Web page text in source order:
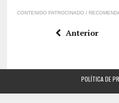
CONTENIDO PATROCINADO /
Anterior
POLÍTICA DE